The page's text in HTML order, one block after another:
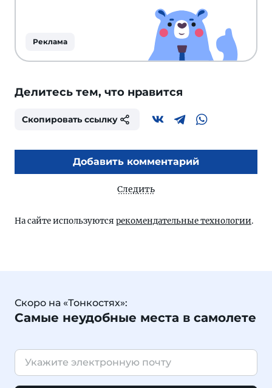
Реклама
Делитесь тем, что нравится
Скопировать ссылку
Добавить комментарий
Следить
На сайте используются рекомендательные технологии.
Скоро на «Тонкостях»:
Самые неудобные места в самолете